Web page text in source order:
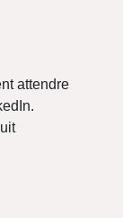
attendre